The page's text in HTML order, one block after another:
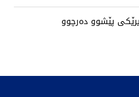
پێشوو دەرچوو